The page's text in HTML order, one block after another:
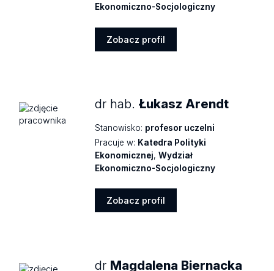
Ekonomiczno-Socjologiczny
Zobacz profil
dr hab.Łukasz Arendt
Stanowisko: profesor uczelni
Pracuje w: Katedra Polityki
Ekonomicznej,Wydział
Ekonomiczno-Socjologiczny
Zobacz profil
dr Magdalena Biernacka